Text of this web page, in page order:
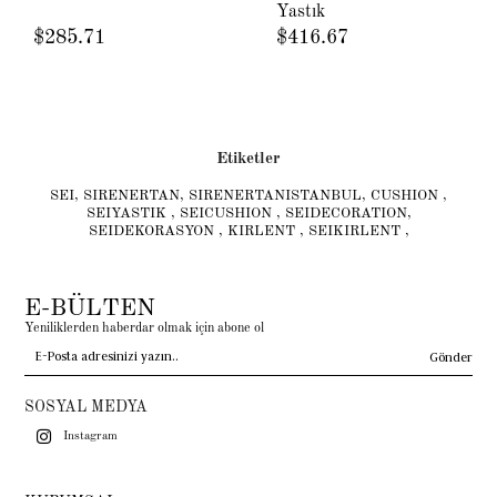
$285.71
Yastık
$416.67
Etiketler
SEI, SIRENERTAN , SIRENERTANISTANBUL, CUSHION ,
SEIYASTIK , SEICUSHION , SEIDECORATION ,
SEIDEKORASYON , KIRLENT , SEIKIRLENT ,
E-BÜLTEN
Yeniliklerden haberdar olmak için abone ol
Gönder
SOSYAL MEDYA
Instagram